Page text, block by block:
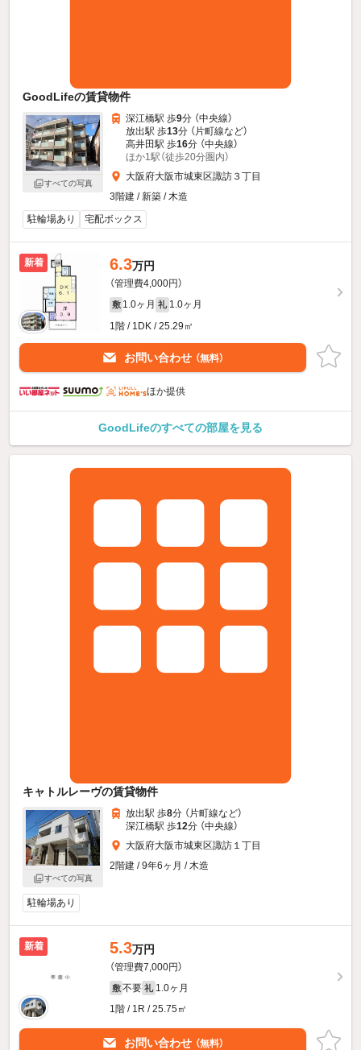
GoodLifeの賃貸物件
すべての写真
深江橋駅 歩9分 （中央線）
放出駅 歩13分 （片町線など）
高井田駅 歩16分 （中央線）
ほか1駅（徒歩20分圏内）
大阪府大阪市城東区諏訪３丁目
3階建 / 新築 / 木造
駐輪場あり
宅配ボックス
新着 6.3万円
（管理費4,000円）
敷 1.0ヶ月 礼 1.0ヶ月
1階 / 1DK / 25.29㎡
お問い合わせ （無料）
ほか提供
GoodLifeのすべての部屋を見る
キャトルレーヴの賃貸物件
すべての写真
放出駅 歩8分 （片町線など）
深江橋駅 歩12分 （中央線）
大阪府大阪市城東区諏訪１丁目
2階建 / 9年6ヶ月 / 木造
駐輪場あり
新着 5.3万円
（管理費7,000円）
敷 不要 礼 1.0ヶ月
1階 / 1R / 25.75㎡
お問い合わせ （無料）